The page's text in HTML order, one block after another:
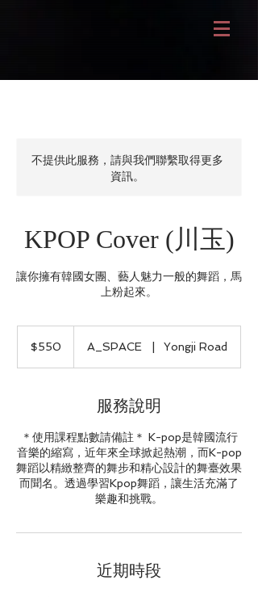
不提供此服務，請與我們聯繫取得更多
資訊。
KPOP Cover (川玉)
讓你擁有韓國女團、藝人魅力一般的舞蹈，馬
上粉起來。
$550 A_SPACE Yongji Road
服務說明
＊使用課程點數請備註＊ K-pop是韓國流行
音樂的縮寫，近年來全球掀起熱潮，而K-pop
舞蹈以精緻整齊的舞步和精心設計的舞臺效果
而聞名。透過學習Kpop舞蹈，讓生活充滿了
樂趣和挑戰。
近期時段